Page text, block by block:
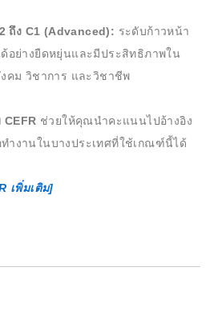
ถึง C1 (Advanced): ระดับก้าวหน้า
อย่างยืดหยุ่นและมีประสิทธิภาพใน
คม วิชาการ และวิชาชีพ
CEFR ช่วยให้คุณนำคะแนนไปอ้างอิง
ำงานในบางประเทศที่ใช้เกณฑ์นี้ได้
เพิ่มเติม]